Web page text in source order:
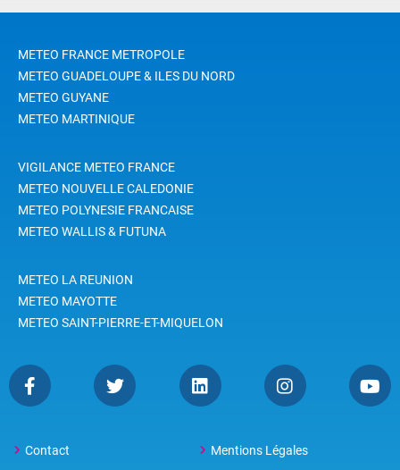
METEO FRANCE METROPOLE
METEO GUADELOUPE & ILES DU NORD
METEO GUYANE
METEO MARTINIQUE
VIGILANCE METEO FRANCE
METEO NOUVELLE CALEDONIE
METEO POLYNESIE FRANCAISE
METEO WALLIS & FUTUNA
METEO LA REUNION
METEO MAYOTTE
METEO SAINT-PIERRE-ET-MIQUELON
Contact
Mentions Légales